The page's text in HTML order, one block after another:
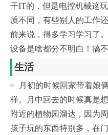
干IT的，但是电控机械这
质不同，有些别人的工作
前来说，得多学习学习了
设备是啥都分不明白！搞
生活
月初的时候回家带着娘
样。月中回去的时候真是
附近的植物园溜达，因为
孩子玩的东西特别多，在